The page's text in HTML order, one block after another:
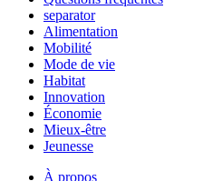
separator
Alimentation
Mobilité
Mode de vie
Habitat
Innovation
Économie
Mieux-être
Jeunesse
À propos